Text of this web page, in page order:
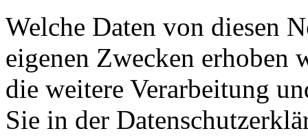
Welche Daten von diesen
eigenen Zwecken erhoben
die weitere Verarbeitung
Sie in der